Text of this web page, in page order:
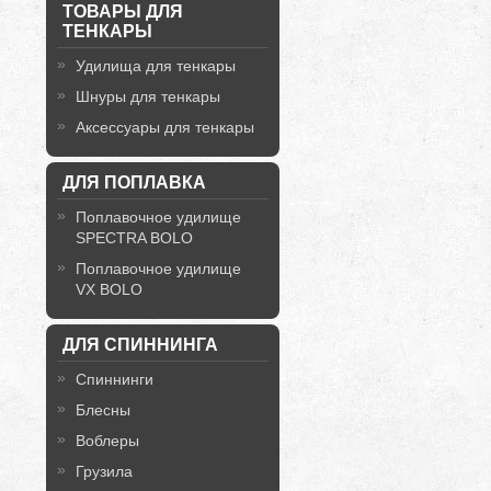
ТОВАРЫ ДЛЯ
ТЕНКАРЫ
Удилища для тенкары
Шнуры для тенкары
Аксессуары для тенкары
ДЛЯ ПОПЛАВКА
Поплавочное удилище
SPECTRA BOLO
Поплавочное удилище
VX BOLO
ДЛЯ СПИННИНГА
Спиннинги
Блесны
Воблеры
Грузила